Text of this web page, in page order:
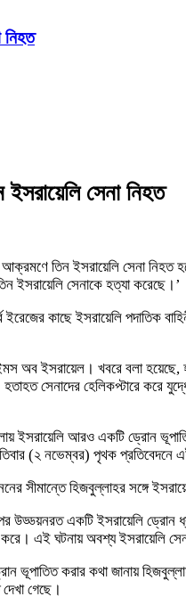
নিহত
সেনা নিহত
তিন ইসরায়েলি সেনা
ইসরায়েলি সেনাকে হত্যা করেছে।’
কাছে ইসরায়েলি পদাতিক
অব ইসরায়েল। খবরে বলা
হেলিকপ্টারে করে
ইসরায়েলি আরও একটি ড্রোন
(২ নভেম্বর) পৃথক প্রতিবেদনে
সীমান্তে হিজবুল্লাহর সঙ্গে
উড্ডয়নরত একটি ইসরায়েলি ড্রোন
করে। এই ঘটনায় অবশ্য ইসরায়েলি
ভূপাতিত করার কথা জানায়
গেছে।